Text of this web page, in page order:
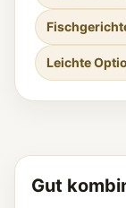
Leichte
Gut